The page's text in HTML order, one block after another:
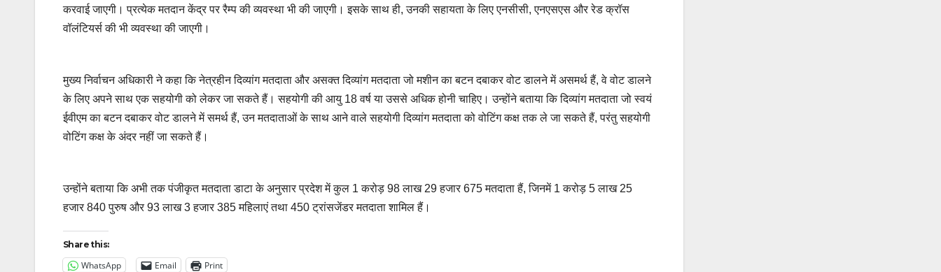
करवाई जाएगी। प्रत्येक मतदान केंद्र पर रैम्प की व्यवस्था भी की जाएगी। इसके साथ ही, उनकी सहायता के लिए एनसीसी, एनएसएस और रेड क्रॉस
वॉलंटियर्स की भी व्यवस्था की जाएगी।
मुख्य निर्वाचन अधिकारी ने कहा कि नेत्रहीन दिव्यांग मतदाता और असक्त दिव्यांग मतदाता जो मशीन का बटन दबाकर वोट डालने में असमर्थ हैं, वे वोट डालने
के लिए अपने साथ एक सहयोगी को लेकर जा सकते हैं। सहयोगी की आयु 18 वर्ष या उससे अधिक होनी चाहिए। उन्होंने बताया कि दिव्यांग मतदाता जो स्वयं
ईवीएम का बटन दबाकर वोट डालने में समर्थ हैं, उन मतदाताओं के साथ आने वाले सहयोगी दिव्यांग मतदाता को वोटिंग कक्ष तक ले जा सकते हैं, परंतु सहयोगी
वोटिंग कक्ष के अंदर नहीं जा सकते हैं।
उन्होंने बताया कि अभी तक पंजीकृत मतदाता डाटा के अनुसार प्रदेश में कुल 1 करोड़ 98 लाख 29 हजार 675 मतदाता हैं, जिनमें 1 करोड़ 5 लाख 25
हजार 840 पुरुष और 93 लाख 3 हजार 385 महिलाएं तथा 450 ट्रांसजेंडर मतदाता शामिल हैं।
Share this:
WhatsApp Email Print